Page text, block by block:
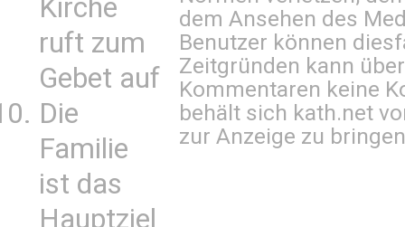
Kirche
ruft zum
Gebet auf
Die
Familie
ist das
Hauptziel
dem Ansehen des
Benutzer können
Zeitgründen kann
Kommentaren keine
behält sich kath.net
zur Anzeige zu